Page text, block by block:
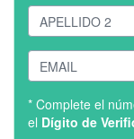
* Complete el
el Dígito de